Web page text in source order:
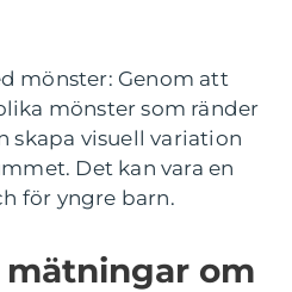
mönster: Genom att
mönster som ränder
skapa visuell variation
Det kan vara en
för yngre barn.
om